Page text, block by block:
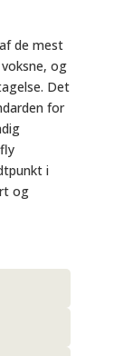
de mest
og
Det
for
i
og